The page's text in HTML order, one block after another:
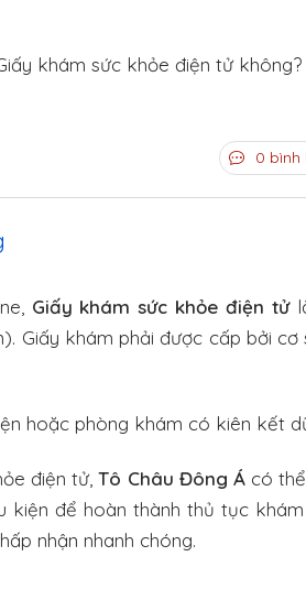
khám sức khỏe điện tử
0 bình
Giấy khám sức khỏe điện tử
Giấy khám phải được cấp bởi
hoặc phòng khám có kiên kết
điện tử,Tô Châu Đông Ácó thể
kiện để hoàn thành thủ tục
nhận nhanh chóng.